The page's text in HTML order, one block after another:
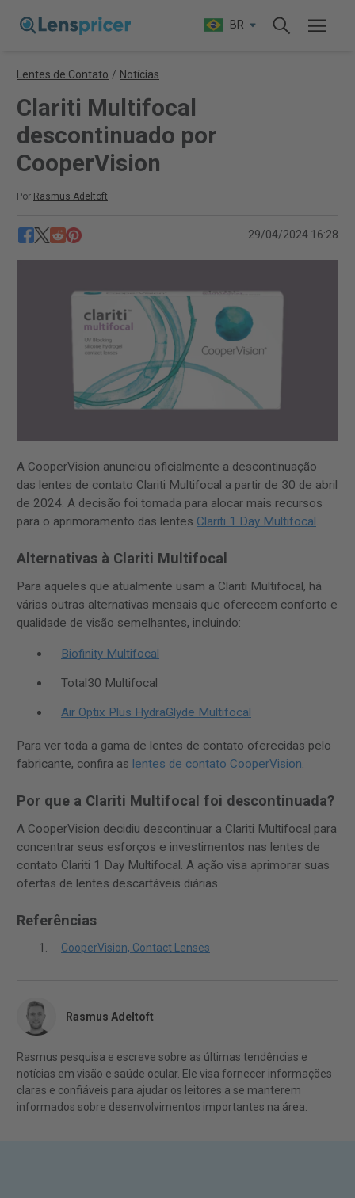
BR
Lentes de Contato / Notícias
Clariti Multifocal
descontinuado por
CooperVision
Por Rasmus Adeltoft
29/04/2024 16:28
A CooperVision anunciou oficialmente a descontinuação
das lentes de contato Clariti Multifocal a partir de 30 de abril
de 2024. A decisão foi tomada para alocar mais recursos
para o aprimoramento das lentes Clariti 1 Day Multifocal .
Alternativas à Clariti Multifocal
Para aqueles que atualmente usam a Clariti Multifocal, há
várias outras alternativas mensais que oferecem conforto e
qualidade de visão semelhantes, incluindo:
Biofinity Multifocal
Total30 Multifocal
Air Optix Plus HydraGlyde Multifocal
Para ver toda a gama de lentes de contato oferecidas pelo
fabricante, confira as lentes de contato CooperVision.
Por que a Clariti Multifocal foi descontinuada?
A CooperVision decidiu descontinuar a Clariti Multifocal para
concentrar seus esforços e investimentos nas lentes de
contato Clariti 1 Day Multifocal. A ação visa aprimorar suas
ofertas de lentes descartáveis diárias.
Referências
CooperVision, Contact Lenses
Rasmus Adeltoft
Rasmus pesquisa e escreve sobre as últimas tendências e
notícias em visão e saúde ocular. Ele visa fornecer informações
claras e confiáveis para ajudar os leitores a se manterem
informados sobre desenvolvimentos importantes na área.